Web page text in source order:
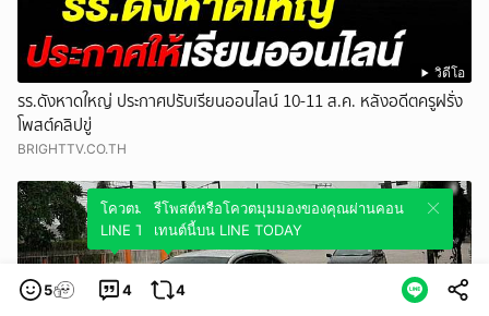
วิดีโอ
รร.ดังหาดใหญ่ ประกาศปรับเรียนออนไลน์ 10-11 ส.ค. หลังอดีตครูฝรั่ง
โพสต์คลิปขู่
BRIGHTTV.CO.TH
5 4
โควตมุมมองของคุณผ่านคอนเทนต์นี้บน
LINE TODAY
4
รีโพสต์หรือโควตมุมมองของคุณผ่านคอน
เทนต์นี้บน LINE TODAY